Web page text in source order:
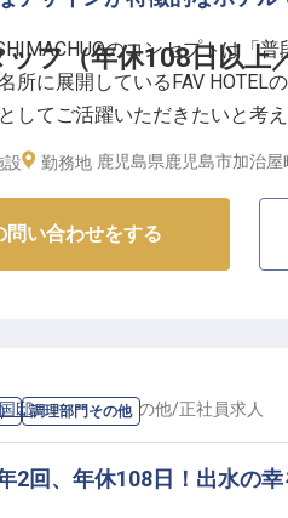
フ（年休108日以上
のコンセプトは「
所に展開しているFAV HOTEL
してご活躍いただきたいと考
るサービスを考え抜き、提供
に丁寧に研修を行ないます。
ついて】
は、「Family」「
ご提供しています。
設 勤務地 鹿児島県鹿児島市加治屋
問い合わせをする
調理部門その他
邸の調理部門その他/正社員求人
2回、年休108日！出水の